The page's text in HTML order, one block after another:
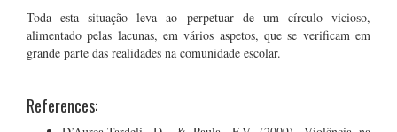
Toda esta situação leva ao perpetuar de um círculo vicioso,
alimentado pelas lacunas, em vários aspetos, que se verificam em
grande parte das realidades na comunidade escolar.
References: